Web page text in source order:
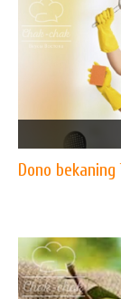
Dono bekaning